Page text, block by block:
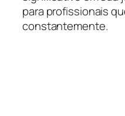
para profissionais
constantemente.